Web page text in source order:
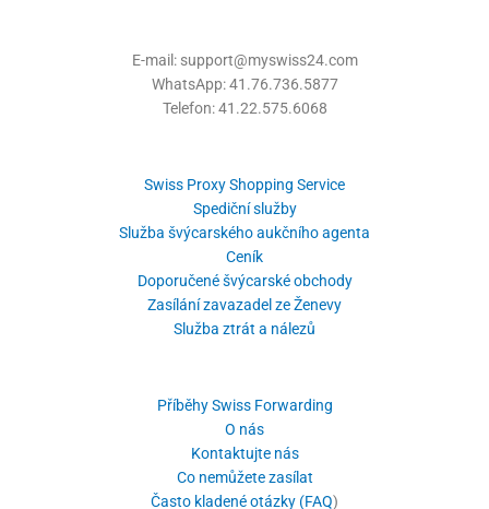
E-mail: support@myswiss24.com
WhatsApp: 41.76.736.5877
Telefon: 41.22.575.6068
Swiss Proxy Shopping Service
Spediční služby
Služba švýcarského aukčního agenta
Ceník
Doporučené švýcarské obchody
Zasílání zavazadel ze Ženevy
Služba ztrát a nálezů
Příběhy Swiss Forwarding
O nás
Kontaktujte nás
Co nemůžete zasílat
Často kladené otázky (FAQ)